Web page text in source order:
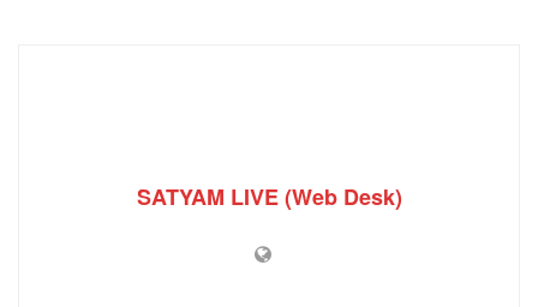
SATYAM LIVE (Web Desk)